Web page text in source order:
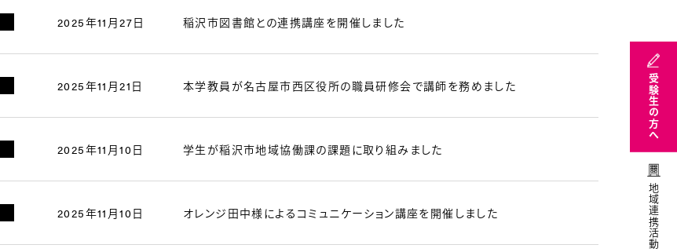
受験生の方へ
地域連携活動
2025年11月27日 稲沢市図書館との連携講座を開催しました
2025年11月21日 本学教員が名古屋市西区役所の職員研修会で講師を務めました
2025年11月10日 学生が稲沢市地域協働課の課題に取り組みました
2025年11月10日 オレンジ田中様によるコミュニケーション講座を開催しました